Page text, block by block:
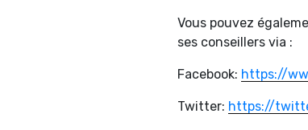
Vous pouvez
ses conseillers via :
Facebook: https://
Twitter: https://